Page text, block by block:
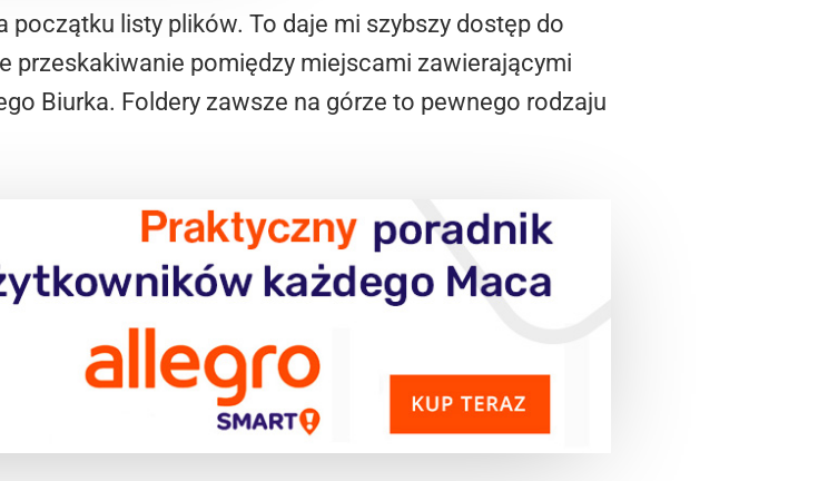
listy plików. To daje mi szybszy dostęp do
przeskakiwanie pomiędzy miejscami zawierającymi
Biurka. Foldery zawsze na górze to pewnego rodzaju